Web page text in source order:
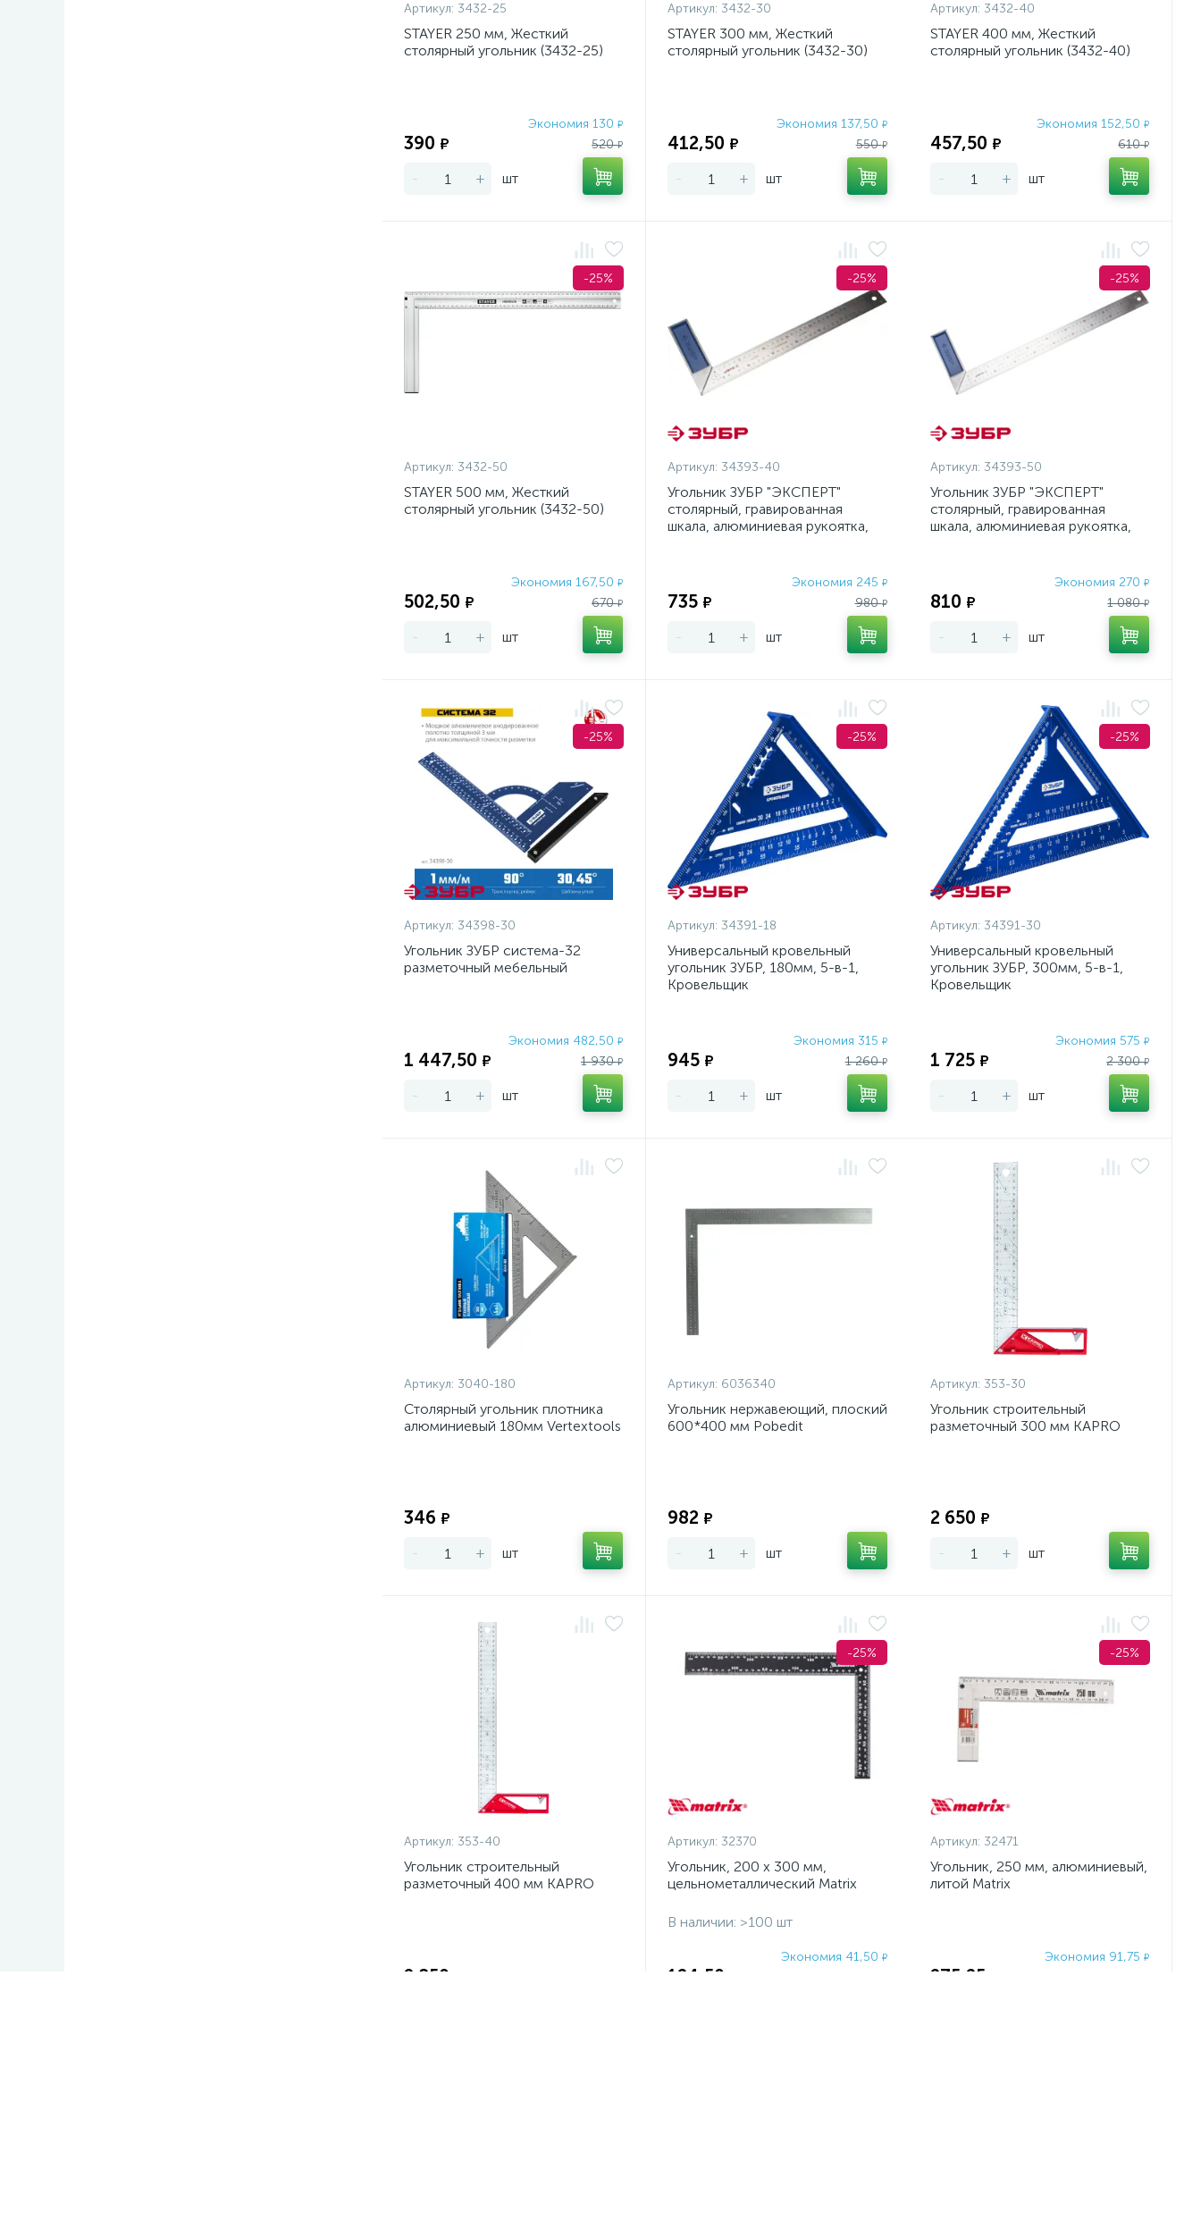
Артикул: 3432-25
STAYER 250 мм, Жесткий
столярный угольник (3432-25)
Экономия 130 ₽
390 ₽ 520₽
- + шт
Артикул: 3432-30
STAYER 300 мм, Жесткий
столярный угольник (3432-30)
Экономия 137,50 ₽
412,50 ₽ 550₽
- + шт
Артикул: 3432-40
STAYER 400 мм, Жесткий
столярный угольник (3432-40)
Экономия 152,50₽
457,50 ₽ 610₽
- + шт
-25%
Артикул: 3432-50
STAYER 500 мм, Жесткий
столярный угольник (3432-50)
Экономия 167,50 ₽
502,50 ₽ 670₽
- + шт
-25%
Артикул: 34393-40
Угольник ЗУБР "ЭКСПЕРТ"
столярный, гравированная
шкала, алюминиевая рукоятка,
Экономия 245 ₽
735 ₽ 980₽
- + шт
-25%
Артикул: 34393-50
Угольник ЗУБР "ЭКСПЕРТ"
столярный, гравированная
шкала, алюминиевая рукоятка,
Экономия 270₽
810 ₽ 1 080₽
- + шт
-25%
Артикул: 34398-30
Угольник ЗУБР система-32
разметочный мебельный
Экономия 482,50 ₽
1 447,50 ₽ 1 930₽
- + шт
-25%
Артикул: 34391-18
Универсальный кровельный
угольник ЗУБР, 180мм, 5-в-1,
Кровельщик
Экономия 315 ₽
945 ₽ 1 260₽
- + шт
-25%
Артикул: 34391-30
Универсальный кровельный
угольник ЗУБР, 300мм, 5-в-1,
Кровельщик
Экономия 575₽
1 725 ₽ 2 300₽
- + шт
Артикул: 3040-180
Столярный угольник плотника
алюминиевый 180мм Vertextools
346 ₽
- + шт
Артикул: 6036340
Угольник нержавеющий, плоский
600*400 мм Pobedit
982 ₽
- + шт
Артикул: 353-30
Угольник строительный
разметочный 300 мм KAPRO
2 650 ₽
- + шт
Артикул: 353-40
Угольник строительный
разметочный 400 мм KAPRO
2 850
-25%
Артикул: 32370
Угольник, 200 х 300 мм,
цельнометаллический Matrix
В наличии: >100 шт
Экономия 41,50 ₽
124,50
-25%
Артикул: 32471
Угольник, 250 мм, алюминиевый,
литой Matrix
Экономия 91,75₽
275,25